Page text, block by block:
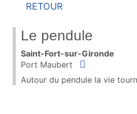
Retour
Le pendule
Saint-Fort-sur-Gironde
Port Maubert
Situer
Autour du pendule la vie